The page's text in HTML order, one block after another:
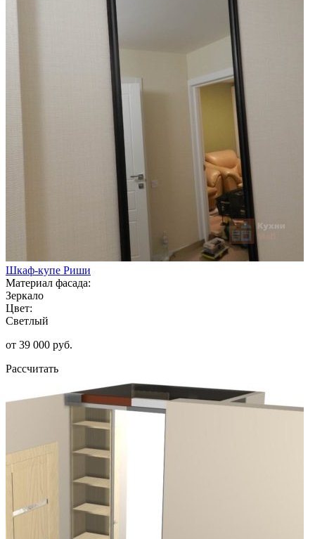
Шкаф-купе Риши
Материал фасада:
Зеркало
Цвет:
Светлый
от 39 000 руб.
Рассчитать